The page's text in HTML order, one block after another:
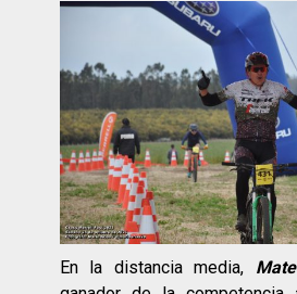
En la distancia media,